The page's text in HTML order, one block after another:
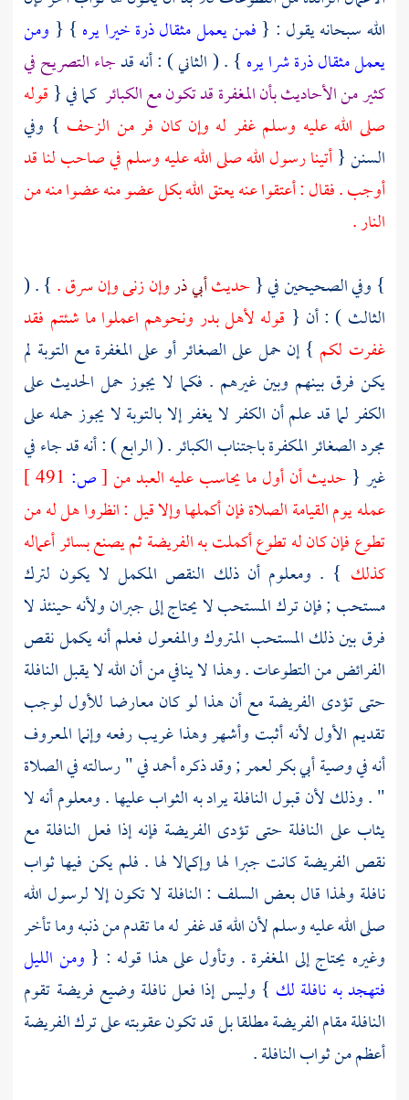
الله سبحانه يقول : { فمن يعمل مثقال ذرة خيرا يره } { ومن
يعمل مثقال ذرة شرا يره } . ( الثاني ) : أنه قدجاء التصريح في
كثير من الأحاديث بأن المغفرة قد تكون مع الكبائر كما في { قوله
صلى الله عليه وسلم غفر له وإن كان فر من الزحف } وفي
السنن {أتينا رسول الله صلى الله عليه وسلم في صاحب لنا قد
أوجب . فقال : أعتقوا عنه يعتق الله بكل عضو منه عضوا منه من
النار .
} وفي الصحيحين في { حديثأبي ذروإن زنى وإن سرق . } . (
الثالث ) : أن { قوله لأهلبدر ونحوهم اعملوا ما شئتم فقد
غفرت لكم } إن حمل على الصغائر أو على المغفرة مع التوبة لم
يكن فرق بينهم وبين غيرهم . فكما لا يجوز حمل الحديث على
الكفر لما قد علم أن الكفر لا يغفر إلا بالتوبة لا يجوز حمله على
مجرد الصغائر المكفرة باجتناب الكبائر . ( الرابع ) : أنه قد جاء في
غير { حديث أن أول ما يحاسب عليه العبد من[ص:
عمله يوم القيامة الصلاة فإن أكملها وإلا قيل : انظروا هل له من
تطوع فإن كان له تطوع أكملت به الفريضة ثم يصنع بسائر أعماله
كذلك } . ومعلوم أن ذلك النقص المكمل لا يكون لترك
مستحب ; فإن ترك المستحب لا يحتاج إلى جبران ولأنه حينئذ لا
فرق بين ذلك المستحب المتروك والمفعول فعلم أنه يكمل نقص
الفرائض من التطوعات . وهذا لا ينافي من أن الله لا يقبل النافلة
حتى تؤدى الفريضة مع أن هذا لو كان معارضا للأول لوجب
تقديم الأول لأنه أثبت وأشهر وهذا غريب رفعه وإنما المعروف
أنه في وصيةأبي بكرلعمر; وقد ذكرهأحمدفي " رسالته في الصلاة
" . وذلك لأن قبول النافلة يراد به الثواب عليها . ومعلوم أنه لا
يثاب على النافلة حتى تؤدى الفريضة فإنه إذا فعل النافلة مع
نقص الفريضة كانت جبرا لها وإكمالا لها . فلم يكن فيها ثواب
نافلة ولهذا قال بعضالسلف : النافلة لا تكون إلا لرسول الله
صلى الله عليه وسلم لأن الله قد غفر له ما تقدم من ذنبه وما تأخر
وغيره يحتاج إلى المغفرة . وتأول على هذا قوله : { ومن الليل
فتهجد به نافلة لك } وليس إذا فعل نافلة وضيع فريضة تقوم
النافلة مقام الفريضة مطلقا بل قد تكون عقوبته على ترك الفريضة
أعظم من ثواب النافلة .